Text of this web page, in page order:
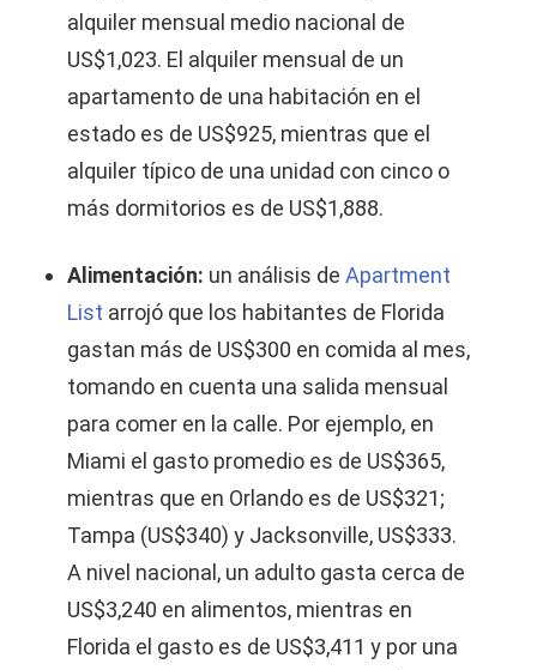
alquiler mensual medio nacional de
US$1,023. El alquiler mensual de un
apartamento de una habitación en el
estado es de US$925, mientras que el
alquiler típico de una unidad con cinco o
más dormitorios es de US$1,888.
Alimentación: un análisis de Apartment
List arrojó que los habitantes de Florida
gastan más de US$300 en comida al mes,
tomando en cuenta una salida mensual
para comer en la calle. Por ejemplo, en
Miami el gasto promedio es de US$365,
mientras que en Orlando es de US$321;
Tampa (US$340) y Jacksonville, US$333.
A nivel nacional, un adulto gasta cerca de
US$3,240 en alimentos, mientras en
Florida el gasto es de US$3,411 y por una